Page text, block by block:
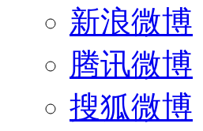
新浪微博
腾讯微博
搜狐微博